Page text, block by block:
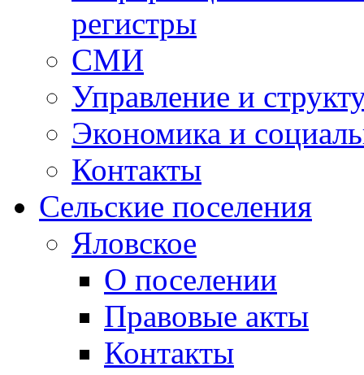
регистры
СМИ
Управление и
Экономика и
Контакты
Сельские поселения
Яловское
О поселении
Правовые акты
Контакты